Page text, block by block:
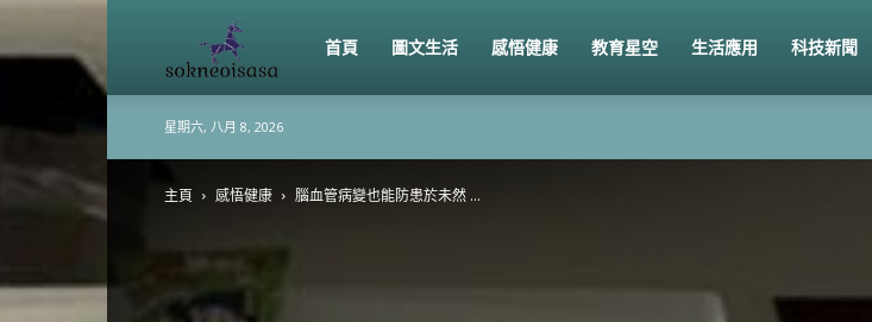
sokneoisasa
首頁 圖文生活 感悟健康 教育星空 生活應用 科技新聞
星期六, 八月 8, 2026
主頁 感悟健康 腦血管病變也能防患於未然 ...